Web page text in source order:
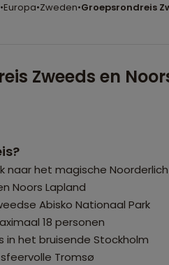
•Europa•Zweden•Groepsrondreis
Zweeds en
naar het magische
Noors Lapland
Abisko Nationaal Park
18 personen
in het bruisende Stockholm
Tromsø